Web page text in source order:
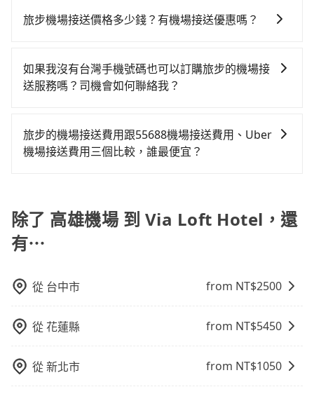
額外支出約760元的交通費，所以對於不是這麼趕時間的
節省50%的交通費用。
場與Via Loft Hotel，預計的小轎車花費為$4,600或九人
邊，租車一整天就略顯浪費。再者，租車地點可能離高
雄機場還有段路，且須配合車行營業時間做租還動作，
者，還車時可能遭遇各種莫名理由而被額外收費，風險
可謂不小。
乘機場計程車可能比預約旅步接送更貴，特別是在旅遊
移或停留，搭乘機場計程車的費用可能會更高。因此，
預約旅步接送可能是一個更經濟實惠的選擇。
旅步機場接送價格多少錢？有機場接送優惠嗎？
以在旅步官網或APP上輸入起點和目的地來試算價格。
旅步提供透明的價格試算，沒有隱藏費用。此外，旅步
如果我沒有台灣手機號碼也可以訂購旅步的機場接
送服務嗎？司機會如何聯絡我？
WhatsApp、Line、Skype 等通訊軟體的帳號，方便我
們在訂單成立後，或司機服務時與您聯絡。
旅步的機場接送費用跟55688機場接送費用、Uber
機場接送費用三個比較，誰最便宜？
的，相比於旅步提供的固定車資模式，除了能讓旅客更
容易掌握車資，不用擔心被額外收費，所以相對55688
和uber是更便宜的。
除了 高雄機場 到 Via Loft Hotel，還
有⋯
從 台中市 from NT$2500
從花蓮縣 from NT$5450
從新北市 from NT$1050